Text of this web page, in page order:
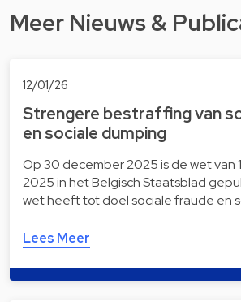
Meer Nieuws &
12/01/26
Strengere bestraffing van
en sociale dumping
Op 30 december 2025 is de wet van
2025 in het Belgisch Staatsblad
wet heeft tot doel sociale fraude en
Lees Meer